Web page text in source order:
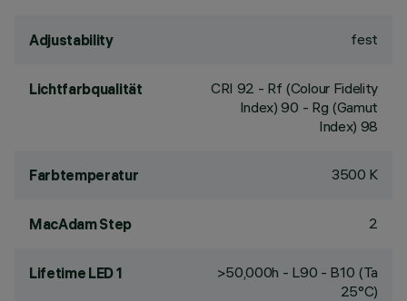
Adjustability fest
Lichtfarbqualität CRI 92 - Rf (Colour Fidelity
Index) 90 - Rg (Gamut
Index) 98
Farbtemperatur 3500 K
MacAdam Step 2
Lifetime LED 1
>50,000h - L90 - B10 (Ta
25°C)